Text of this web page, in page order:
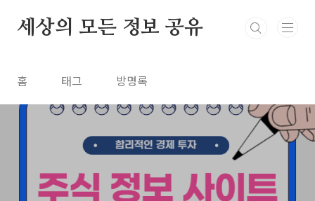
세상의 모든 정보 공유
홈 태그 방명록